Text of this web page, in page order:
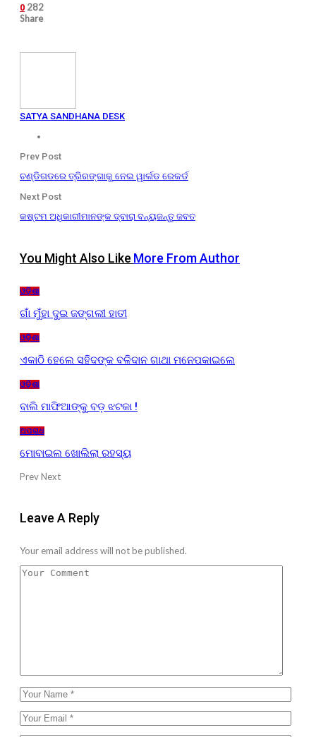
0 282
Share
SATYA SANDHANA DESK
Prev Post
ଚଣ୍ଡିଗଡରେ ତ୍ରିରଙ୍ଗାକୁ ନେଇ ୱାର୍ଲଡ ରେକର୍ଡ
Next Post
କଷ୍ଟମ ଅଧିକାରୀମାନଙ୍କ ଦ୍ବାରା ବନ୍ୟଜନ୍ତୁ ଜବତ
You Might Also Like More From Author
ଓଡ଼ିଶା
ଗାଁ ମୁଁହା ଦୁଇ ଜଙ୍ଗଲୀ ହାତୀ
ଓଡ଼ିଶା
ଏକାଠି ହେଲେ ସହିଦଙ୍କ ବଳିଦାନ ଗାଥା ମନେପକାଇଲେ
ଓଡ଼ିଶା
ବାଲି ମାଫିଆଙ୍କୁ ବଡ଼ ଝଟକା !
ଅପରାଧ
ମୋବାଇଲ ଖୋଲିଲା ରହସ୍ୟ
PrevNext
Leave A Reply
Your email address will not be published.